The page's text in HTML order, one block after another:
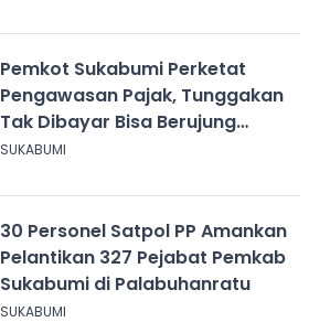
Pemkot Sukabumi Perketat
Pengawasan Pajak, Tunggakan
Tak Dibayar Bisa Berujung
Penutupan Usaha
SUKABUMI
30 Personel Satpol PP Amankan
Pelantikan 327 Pejabat Pemkab
Sukabumi di Palabuhanratu
SUKABUMI